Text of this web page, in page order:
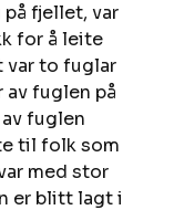
på fjellet, var
for å leite
var to fuglar
av fuglen på
fuglen
til folk som
med stor
er blitt lagt i